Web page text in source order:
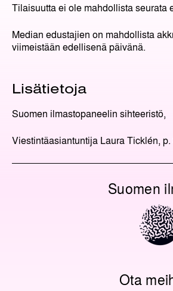
Tilaisuutta ei ole mahdollista seurata
Median edustajien on mahdollista
viimeistään edellisenä päivänä.
Lisätietoja
Suomen ilmastopaneelin sihteeristö,
Viestintäasiantuntija Laura Ticklén,
Suomen
Ota